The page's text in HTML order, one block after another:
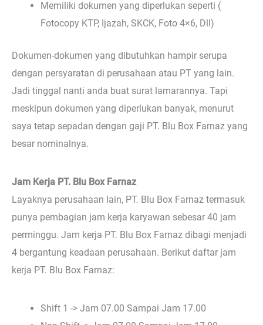
Memiliki dokumen yang diperlukan seperti (
Fotocopy KTP, Ijazah, SKCK, Foto 4×6, Dll)
Dokumen-dokumen yang dibutuhkan hampir serupa
dengan persyaratan di perusahaan atau PT yang lain.
Jadi tinggal nanti anda buat surat lamarannya. Tapi
meskipun dokumen yang diperlukan banyak, menurut
saya tetap sepadan dengan gaji PT. Blu Box Farnaz yang
besar nominalnya.
Jam Kerja PT. Blu Box Farnaz
Layaknya perusahaan lain, PT. Blu Box Farnaz termasuk
punya pembagian jam kerja karyawan sebesar 40 jam
perminggu. Jam kerja PT. Blu Box Farnaz dibagi menjadi
4 bergantung keadaan perusahaan. Berikut daftar jam
kerja PT. Blu Box Farnaz:
Shift 1 -> Jam 07.00 Sampai Jam 17.00